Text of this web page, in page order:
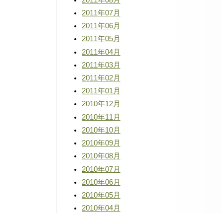
2011年07月
2011年06月
2011年05月
2011年04月
2011年03月
2011年02月
2011年01月
2010年12月
2010年11月
2010年10月
2010年09月
2010年08月
2010年07月
2010年06月
2010年05月
2010年04月